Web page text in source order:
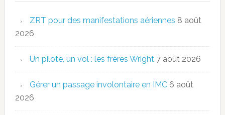
ZRT pour des manifestations aériennes 8 août
2026
Un pilote, un vol : les frères Wright 7 août 2026
Gérer un passage involontaire en IMC 6 août
2026